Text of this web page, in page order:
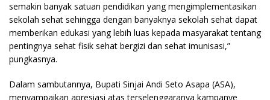
semakin banyak satuan pendidikan yang mengimplementasikan
sekolah sehat sehingga dengan banyaknya sekolah sehat dapat
memberikan edukasi yang lebih luas kepada masyarakat tentang
pentingnya sehat fisik sehat bergizi dan sehat imunisasi,”
pungkasnya.
Dalam sambutannya, Bupati Sinjai Andi Seto Asapa (ASA),
menyampaikan apresiasi atas terselenggaranya kampanye